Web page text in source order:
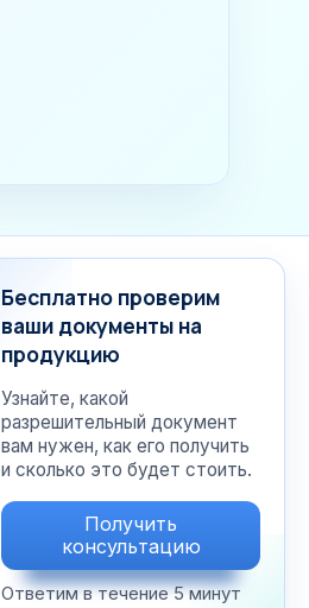
Бесплатно проверим
ваши документы на
продукцию
Узнайте, какой
разрешительный документ
вам нужен, как его получить
и сколько это будет стоить.
Получить
консультацию
Ответим в течение 5 минут